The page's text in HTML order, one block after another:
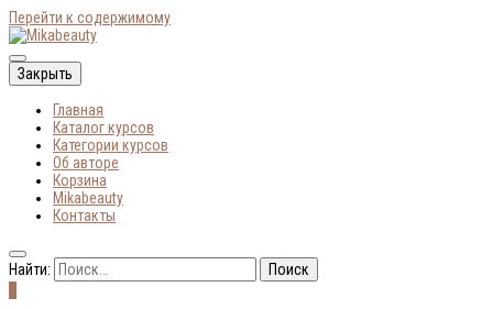
Перейти к содержимому
Mikabeauty
Онлайн-курсы по макияжу
Закрыть
Главная
Каталог курсов
Категории курсов
Об авторе
Корзина
Mikabeauty
Контакты
Найти: